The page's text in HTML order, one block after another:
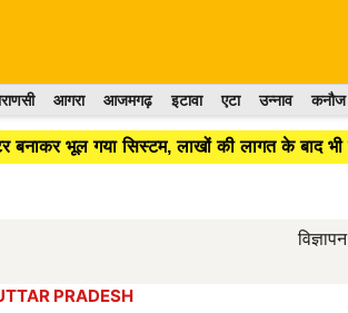
आगरा आजमगढ़ इटावा एटा उन्नाव कनौज
भूल गया सिस्टम, लाखों की लागत के बाद
विज्ञापन
PRADESH